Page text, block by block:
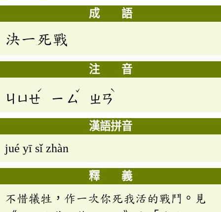
成 語
決一死戰
注 音
ㄐㄩㄝ
ˊ
ㄧ ㄙ
ˇ
ㄓㄢ
ˋ
漢語拼音
jué yī sǐ zhàn
釋 義
不惜犧牲，作一次你死我活的戰鬥。見